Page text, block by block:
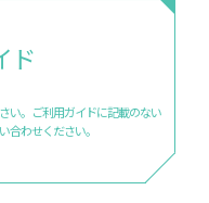
ド
い。 ご利用ガイドに記載のない
合わせください。